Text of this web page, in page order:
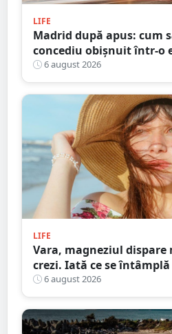
LIFE
Madrid după apus: cum
concediu obișnuit într-o
ca un localnic
6 august 2026
LIFE
Vara, magneziul dispare
crezi. Iată ce se
6 august 2026